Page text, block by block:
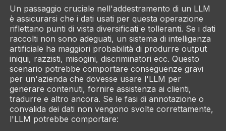
Un passaggio cruciale nell'addestramento di un LLM
è assicurarsi che i dati usati per questa operazione
riflettano punti di vista diversificati e tolleranti. Se i dati
raccolti non sono adeguati, un sistema di intelligenza
artificiale ha maggiori probabilità di produrre output
iniqui, razzisti, misogini, discriminatori ecc. Questo
scenario potrebbe comportare conseguenze gravi
per un'azienda che dovesse usare l'LLM per
generare contenuti, fornire assistenza ai clienti,
tradurre e altro ancora. Se le fasi di annotazione o
convalida dei dati non vengono svolte correttamente,
l'LLM potrebbe comportare: